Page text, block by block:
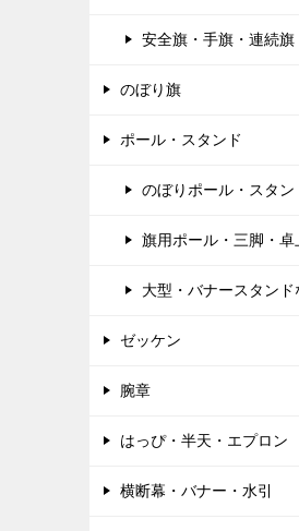
安全旗・手旗・連続旗
のぼり旗
ポール・スタンド
のぼりポール・スタン
旗用ポール・三脚・卓
大型・バナースタンド
ゼッケン
腕章
はっぴ・半天・エプロン
横断幕・バナー・水引